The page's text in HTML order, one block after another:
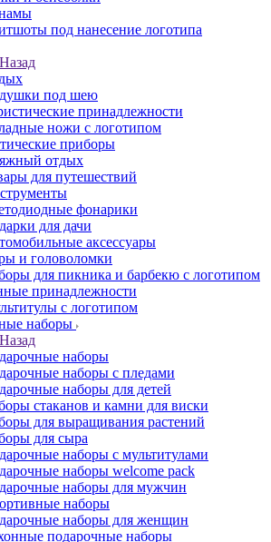
под нанесение логотипа
Назад
под шею
принадлежности
ножи с логотипом
приборы
отдых
для путешествий
фонарики
для дачи
аксессуары
и головоломки
для пикника и барбекю с логотипом
принадлежности
с логотипом
наборы
Назад
наборы
наборы с пледами
наборы для детей
стаканов и камни для виски
для выращивания растений
для сыра
наборы с мультитулами
наборы welcome pack
наборы для мужчин
наборы
наборы для женщин
подарочные наборы